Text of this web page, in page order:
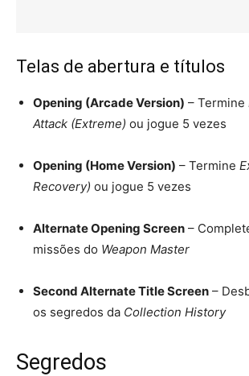
Telas de abertura e títulos
Opening (Arcade Version) – Termine
Attack (Extreme) ou jogue 5 vezes
Opening (Home Version) – Termine
Recovery) ou jogue 5 vezes
Alternate Opening Screen –
missões do Weapon Master
Second Alternate Title Screen –
os segredos da Collection History
Segredos